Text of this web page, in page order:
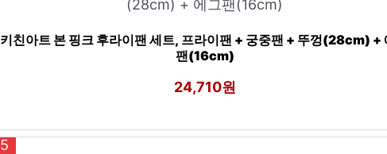
키친아트 본 핑크 후라이팬 세트, 프라이팬 + 궁중팬 + 뚜껑(28cm) +
팬(16cm)
24,710원
5